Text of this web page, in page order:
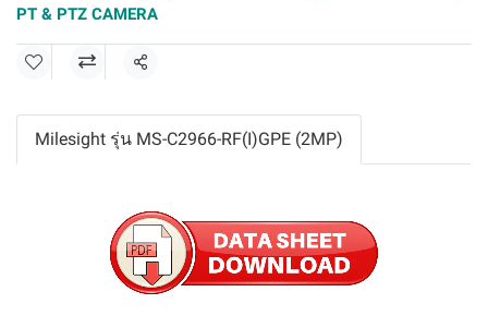
PT & PTZ CAMERA
แชร์
Milesight รุ่น MS-C2966-RF(I)GPE (2MP)